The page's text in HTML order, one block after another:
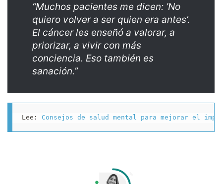
“Muchos pacientes me dicen: ‘No
quiero volver a ser quien era antes’.
El cáncer les enseñó a valorar, a
priorizar, a vivir con más
conciencia. Eso también es
sanación.”
Lee: Consejos de salud mental para mejorar el